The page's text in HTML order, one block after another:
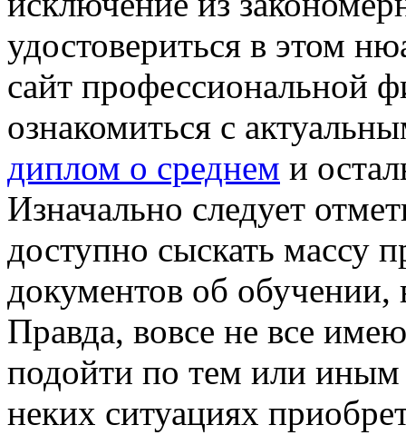
удостовериться в этом
сайт профессиональной
ознакомиться с
диплом о среднем и
Изначально следует
доступно сыскать массу
документов об
Правда, вовсе не все
подойти по тем или иным
неких ситуациях